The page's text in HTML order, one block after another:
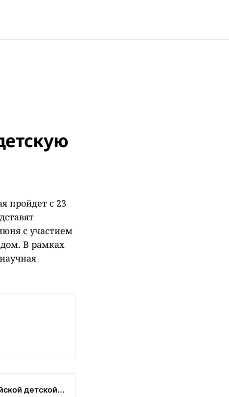
пройдет с 23
с участием
В рамках
детской...